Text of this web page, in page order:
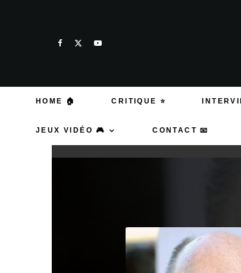
HOME 🏠 CRITIQUE ⭐
JEUX VIDÉO 🎮 CONTACT 📧